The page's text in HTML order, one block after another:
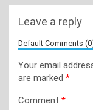
Leave a reply
Default Comments
Your email
are marked *
Comment *